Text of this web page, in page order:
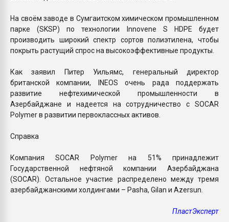
На своём заводе в Сумгаитском химическом промышленном
парке (SKSP) по технологии Innovene S HDPE будет
производить широкий спектр сортов полиэтилена, чтобы
покрыть растущий спрос на высокоэффективные продукты.
Как заявил Питер Уильямс, генеральный директор
британской компании, INEOS очень рада поддержать
развитие нефтехимической промышленности в
Азербайджане и надеется на сотрудничество с SOCAR
Polymer в развитии первоклассных активов.
Справка
Компания SOCAR Polymer на 51% принадлежит
Государственной нефтяной компании Азербайджана
(SOCAR). Остальное участие распределено между тремя
азербайджанскими холдингами – Pasha, Gilan и Azersun.
ПластЭксперт